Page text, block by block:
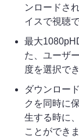
ンロードさ
イスで視聴
最大
た、ユーザ
度を選択で
ダウンロー
クを同時に
生する時に
ことができま